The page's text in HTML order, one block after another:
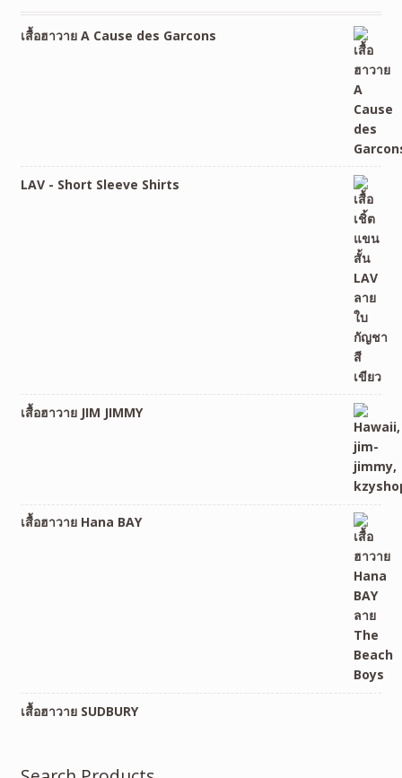
เสื้อฮาวาย A Cause des Garcons
LAV - Short Sleeve Shirts
เสื้อฮาวาย JIM JIMMY
เสื้อฮาวาย Hana BAY
เสื้อฮาวาย SUDBURY